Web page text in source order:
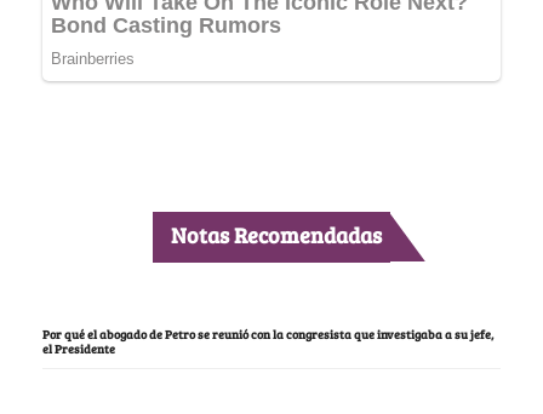
Notas Recomendadas
Por qué el abogado de Petro se reunió con la congresista que investigaba a su jefe,
el Presidente